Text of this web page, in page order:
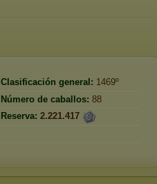
Clasificación general: 1469º
Número de caballos: 88
Reserva: 2.221.417